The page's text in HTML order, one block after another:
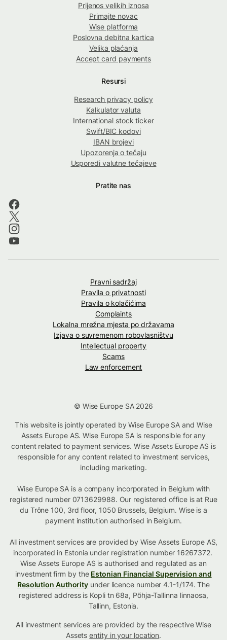
Prijenos velikih iznosa
Primajte novac
Wise platforma
Poslovna debitna kartica
Velika plaćanja
Accept card payments
Resursi
Research privacy policy
Kalkulator valuta
International stock ticker
Swift/BIC kodovi
IBAN brojevi
Upozorenja o tečaju
Usporedi valutne tečajeve
Pratite nas
Pravni sadržaj
Pravila o privatnosti
Pravila o kolačićima
Complaints
Lokalna mrežna mjesta po državama
Izjava o suvremenom robovlasništvu
Intellectual property
Scams
Law enforcement
© Wise Europe SA 2026
This website is jointly operated by Wise Europe SA and Wise
Assets Europe AS. Wise Europe SA is responsible for any
content related to payment services. Wise Assets Europe AS is
responsible for any content related to investment services,
including marketing.
Wise Europe SA is a company incorporated in Belgium with
registered number 0713629988. Our registered office is at Rue
du Trône 100, 3rd floor, 1050 Brussels, Belgium. Wise is a
payment institution authorised in Belgium.
All investment services are provided by Wise Assets Europe AS,
incorporated in Estonia under registration number 16267372.
Wise Assets Europe AS is authorised and regulated as an
investment firm by the Estonian Financial Supervision and
Resolution Authority under licence number 4.1-1/174. The
registered address is Kopli tn 68a, Põhja-Tallinna linnaosa,
Tallinn, Estonia.
All investment services are provided by the respective Wise
Assetsentity in your location.